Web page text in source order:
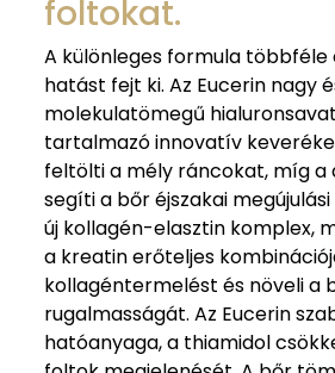
foltokat.
A különleges formula
hatást fejt ki. Az Eucerin nagy
molekulatömegű
tartalmazó innovatív
feltölti a mély ráncokat, míg a
segíti a bőr éjszakai
új kollagén-elasztin komplex,
a kreatin erőteljes
kollagéntermelést és növeli a
rugalmasságát. Az Eucerin
hatóanyaga, a thiamidol